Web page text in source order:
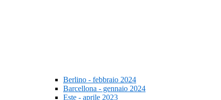
Berlino - febbraio 2024
Barcellona - gennaio 2024
Este - aprile 2023